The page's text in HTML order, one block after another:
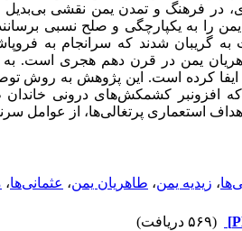
در فرهنگ و تمدن یمن نقشی بی‌بدیل
یمن را به یکپارچگی و صلح نسبی
گریبان شدند که سرانجام به
یمن در قرن دهم هجری است. به
کرده است. این پژوهش به روش
افزون­بر کشمکش‌های درونی خاندان
استعماری پرتغالی‌ها، از عوامل
، زیدیه یمن، طاهریان یمن، عثمانی‌ها،
(۵۶۹ دریافت)